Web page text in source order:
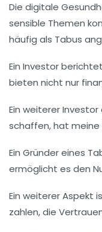
Die digitale
sensible Themen
häufig als Tabus
Ein Investor
bieten nicht nur
Ein weiterer
schaffen, hat meine
Ein Gründer eines
ermöglicht es den
Ein weiterer Aspekt
zahlen, die